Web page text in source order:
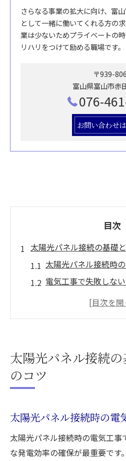
さらなる事業の拡大に向け、富
として一緒に働いてくれる方の
業は少ないためプライベートの
リハリをつけて励める職場です。
〒939-
富山県富山市赤
076-
お問い合わせ
目次
太陽光パネル接続の基礎
太陽光パネル接続時
電気工事で失敗しな
電気工事士が教える
電気工事から始める賢い
方
電気工事からみる太
太陽光パネル接続
のコツ
太陽光パネル接続時の電
太陽光パネル接続時の電気工
な発電効率の確保が最重要です